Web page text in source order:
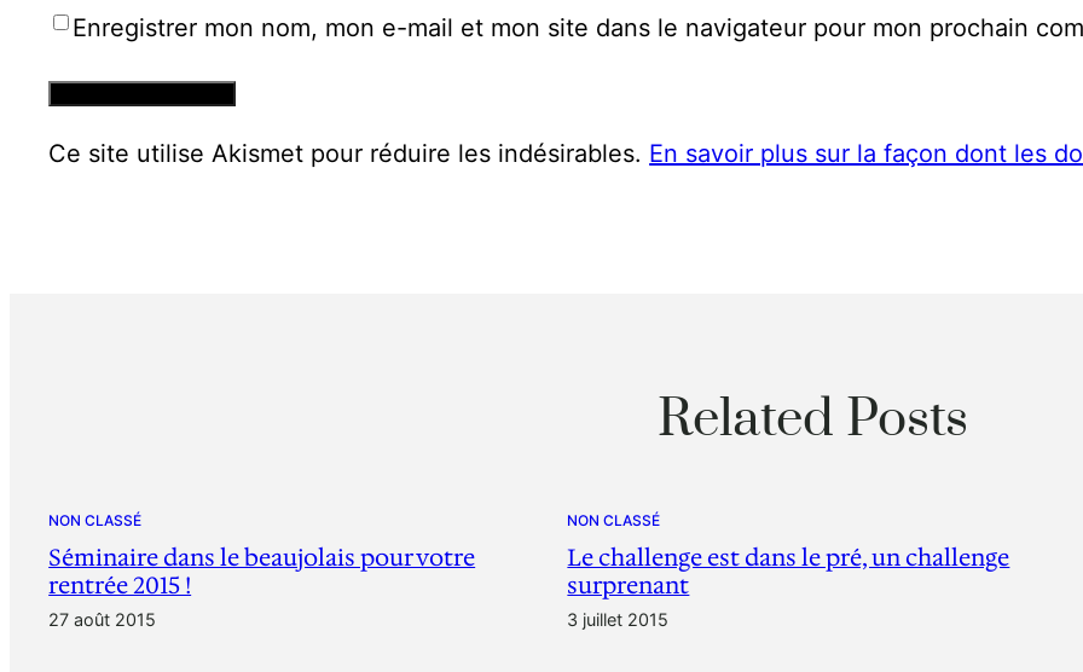
Enregistrer mon nom, mon e-mail et mon site dans le navigateur pour mon prochain
Ce site utilise Akismet pour réduire les indésirables. En savoir plus sur la façon dont les
Related Posts
NON CLASSÉ
Séminaire dans le beaujolais pour votre
rentrée 2015 !
27 août 2015
NON CLASSÉ
Le challenge est dans le pré, un challenge
surprenant
3 juillet 2015